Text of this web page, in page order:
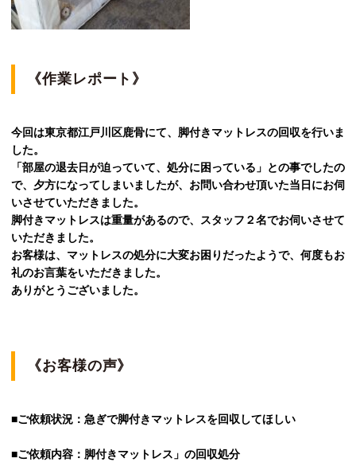
《作業レポート》
今回は東京都江戸川区鹿骨にて、脚付きマットレスの回収を行いま
した。
「部屋の退去日が迫っていて、処分に困っている」との事でしたの
で、夕方になってしまいましたが、お問い合わせ頂いた当日にお伺
いさせていただきました。
脚付きマットレスは重量があるので、スタッフ２名でお伺いさせて
いただきました。
お客様は、マットレスの処分に大変お困りだったようで、何度もお
礼のお言葉をいただきました。
ありがとうございました。
《お客様の声》
■ご依頼状況：急ぎで脚付きマットレスを回収してほしい
■ご依頼内容：脚付きマットレス」の回収処分